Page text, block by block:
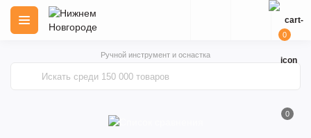
Ручной инструмент и оснастка
0
0